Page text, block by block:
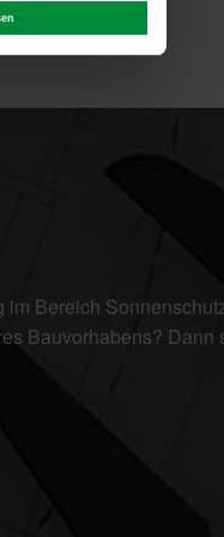
Bereich
Bauvorhabens? Dann